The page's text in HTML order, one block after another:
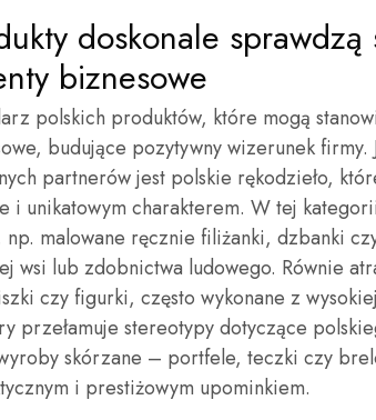
doskonale sprawdzą
biznesowe
polskich produktów, które mogą
budujące pozytywny wizerunek firmy.
partnerów jest polskie rękodzieło,
i unikatowym charakterem. W tej
malowane ręcznie filiżanki, dzbanki
wsi lub zdobnictwa ludowego. Równie
czy figurki, często wykonane z
przełamuje stereotypy dotyczące
skórzane – portfele, teczki czy
i prestiżowym upominkiem.